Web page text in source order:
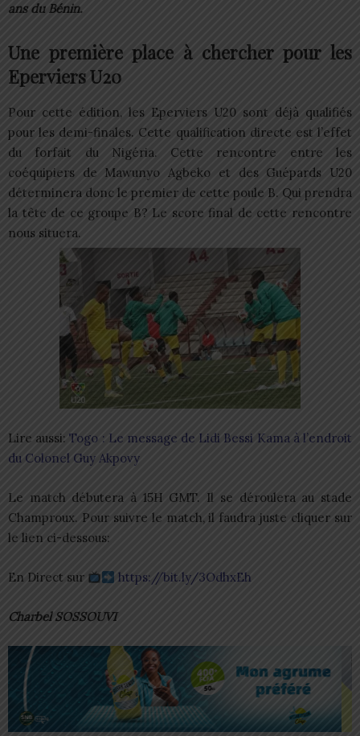
ans du Bénin.
Une première place à chercher pour les
Eperviers U20
Pour cette édition, les Eperviers U20 sont déjà qualifiés
pour les demi-finales. Cette qualification directe est l’effet
du forfait du Nigéria. Cette rencontre entre les
coéquipiers de Mawunyo Agbeko et des Guépards U20
déterminera donc le premier de cette poule B. Qui prendra
la tête de ce groupe B? Le score final de cette rencontre
nous situera.
Lire aussi:Togo : Le message de Lidi Bessi Kama à l’endroit
du Colonel Guy Akpovy
Le match débutera à 15H GMT. Il se déroulera au stade
Champroux. Pour suivre le match, il faudra juste cliquer sur
le lien ci-dessous:
En Direct sur https://bit.ly/3OdhxEh
Charbel SOSSOUVI